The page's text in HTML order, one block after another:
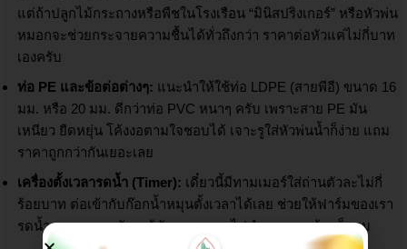
แต่ถ้าปลูกไม้กระถางหรือพืชในโรงเรือน “มินิสปริงเกอร์” หรือหัวพ่น
หมอกจะช่วยกระจายความชื้นได้ทั่วถึงกว่า ราคาต่อหัวแค่ไม่กี่บาท
เองครับ
ท่อ PE และข้อต่อต่างๆ: แนะนำให้ใช้ท่อ LDPE (สายพีอี) ขนาด 16
มม. หรือ 20 มม. ดีกว่าท่อ PVC หนาๆ ครับ เพราะสาย PE มัน
เหนียว ยืดหยุ่น โค้งงอตามใจชอบได้ เจาะรูใส่หัวพ่นน้ำก็ง่าย แถม
ราคาถูกกว่ากันเยอะเลย
เครื่องตั้งเวลารดน้ำ (Timer): เดี๋ยวนี้มีทามเมอร์ใส่ถ่านตัวละไม่กี่
ร้อยบาท ต่อเข้ากับก๊อกน้ำหมุนตั้งเวลาได้เลย ช่วยให้ฟาร์มของเรา
รดน้ำตรงเวลาทุกวัน แม้ตัวเราจะออกไปทำงานนอกบ้านก็ตาม